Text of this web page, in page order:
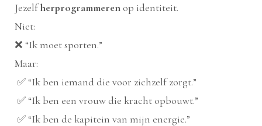
Jezelfherprogrammerenop identiteit.
Niet:
❌ “Ik moet sporten.”
Maar:
✅ “Ik ben iemand die voor zichzelf zorgt.”
✅ “Ik ben een vrouw die kracht opbouwt.”
✅ “Ik ben de kapitein van mijn energie.”